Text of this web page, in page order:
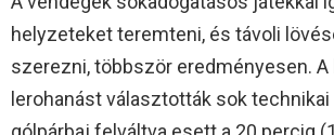
helyzeteket teremteni, és távoli
szerezni, többször eredményesen. A
lerohanást választották sok technikai